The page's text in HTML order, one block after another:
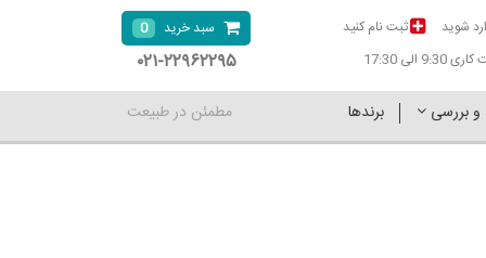
شوید
ثبت نام کنید
الی 17:30
سبد خرید 0
۰۲۱-۲۲۹۶۲۲۹۵
و بررسی برندها مطمئن در طبیعت